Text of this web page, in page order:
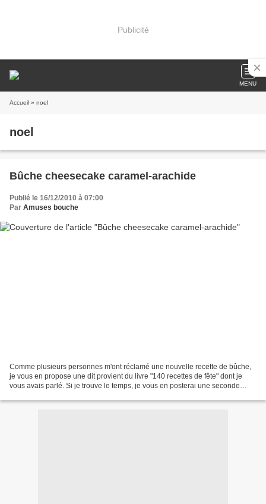
Publicité
MENU
Accueil » noel
noel
Bûche cheesecake caramel-arachide
Publié le 16/12/2010 à 07:00
Par Amuses bouche
Comme plusieurs personnes m'ont réclamé une nouvelle recette de bûche,
je vous en propose une dit provient du livre "140 recettes de fête" dont je
vous avais parlé. Si je trouve le temps, je vous en posterai une seconde